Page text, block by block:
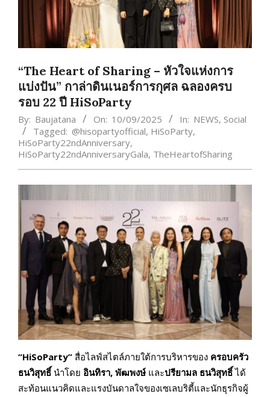
“The Heart of Sharing – หัวใจแห่งการ
แบ่งปัน” กาล่าดินเนอร์การกุศล ฉลองครบ
รอบ 22 ปี HiSoParty
By: Baujatana On: 10/09/2025 In: NEWS, Social
Tagged: @hisopartyofficial, HiSoParty,
HiSoParty22ndAnniversary,
HiSoParty22ndAnniversaryGala, TheHeartofSharing
“HiSoParty” สื่อไลฟ์สไตล์ภายใต้การบริหารของ ครอบครัว
ธนวิสุทธิ์ นำโดย อินทิรา, พัฒพงษ์ และปรียามล ธนวิสุทธิ์ได้
สะท้อนแนวคิดและแรงบันดาลใจของเซเลบริตี้และนักธุรกิจผู้